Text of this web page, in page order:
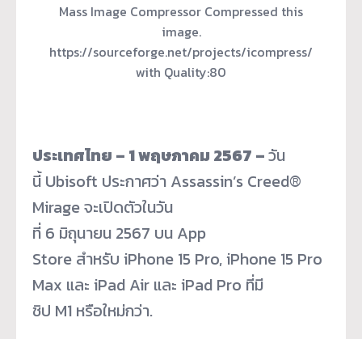
Mass Image Compressor Compressed this
image.
https://sourceforge.net/projects/icompress/
with Quality:80
ประเทศไทย – 1พฤษภาคม 2567 –วัน
นี้ Ubisoft ประกาศว่า Assassin’s Creed®
Mirage จะเปิดตัวในวัน
ที่ 6 มิถุนายน 2567 บน App
Store สำหรับ iPhone 15 Pro, iPhone 15 Pro
Max และ iPad Air และ iPad Pro ที่มี
ชิป M1 หรือใหม่กว่า.